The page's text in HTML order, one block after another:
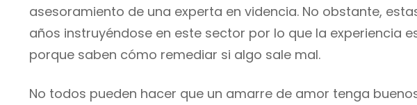
asesoramiento de una experta en videncia. No obstante,
años instruyéndose en este sector por lo que la experiencia
porque saben cómo remediar si algo sale mal.
No todos pueden hacer que un amarre de amor tenga